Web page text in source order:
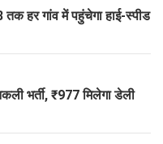
हर गांव में पहुंचेगा हाई-स्पीड
भर्ती, ₹977 मिलेगा डेली